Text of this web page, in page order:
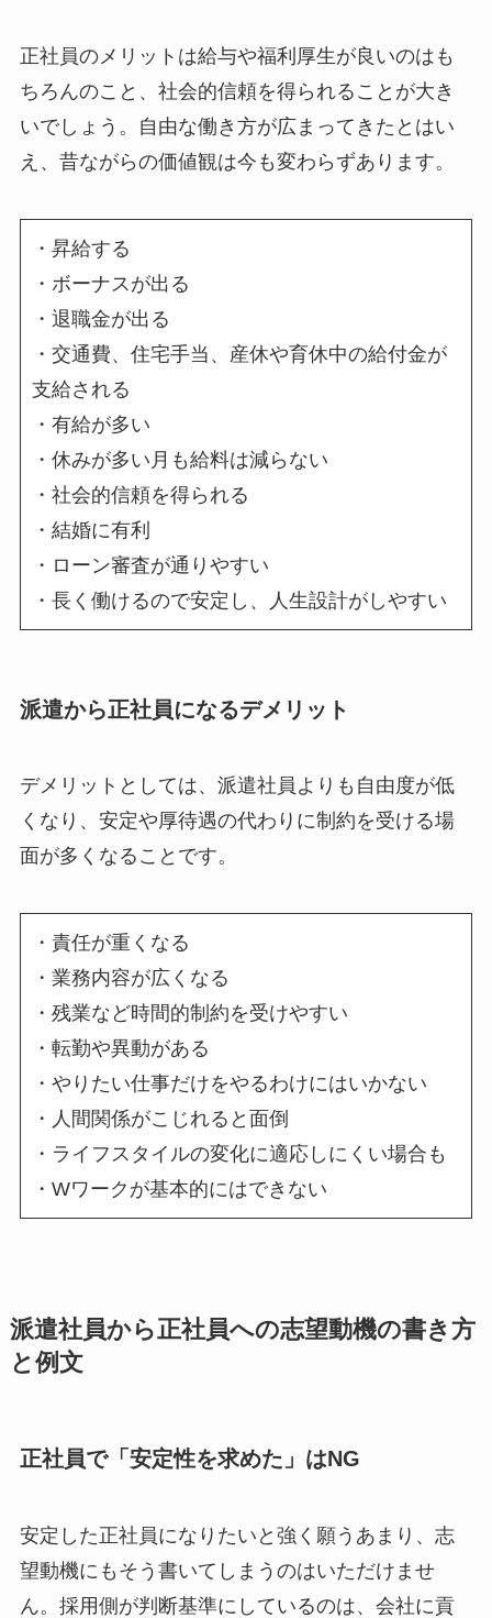
正社員のメリットは給与や福利厚生が良いのはも
ちろんのこと、 社会的信頼を得られることが大き
いでしょう。自由な働き方が広まってきたとはい
え、昔ながらの価値観は今も変わらずあります。
・昇給する
・ボーナスが出る
・退職金が出る
・交通費、住宅手当、産休や育休中の給付金が
支給される
・有給が多い
・休みが多い月も給料は減らない
・社会的信頼を得られる
・結婚に有利
・ローン審査が通りやすい
・長く働けるので安定し、人生設計がしやすい
派遣から正社員になるデメリット
デメリットとしては、派遣社員よりも自由度が低
くなり、安定や厚待遇の代わりに制約を受ける場
面が多くなることです。
・責任が重くなる
・業務内容が広くなる
・残業など時間的制約を受けやすい
・転勤や異動がある
・やりたい仕事だけをやるわけにはいかない
・人間関係がこじれると面倒
・ライフスタイルの変化に適応しにくい場合も
・Wワークが基本的にはできない
派遣社員から正社員への志望動機の書き方
と例文
正社員で「安定性を求めた」はNG
安定した正社員になりたいと強く願うあまり、志
望動機にもそう書いてしまうのはいただけませ
ん。採用側が判断基準にしているのは、 会社に貢